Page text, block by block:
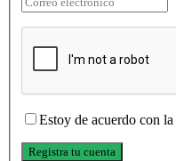
Estoy de acuerdo con la